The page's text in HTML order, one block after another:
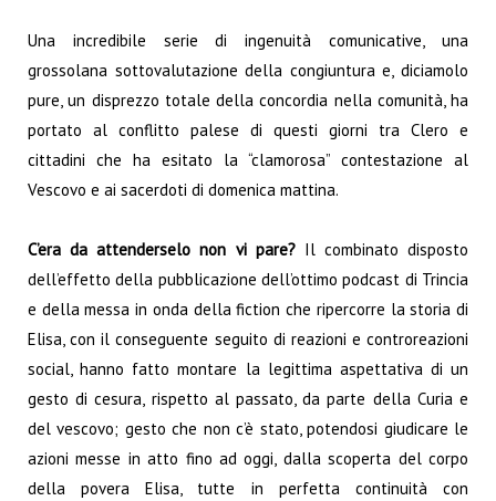
Una incredibile serie di ingenuità comunicative, una
grossolana sottovalutazione della congiuntura e, diciamolo
pure, un disprezzo totale della concordia nella comunità, ha
portato al conflitto palese di questi giorni tra Clero e
cittadini che ha esitato la “clamorosa” contestazione al
Vescovo e ai sacerdoti di domenica mattina.
C’era da attenderselo non vi pare?Il combinato disposto
dell’effetto della pubblicazione dell’ottimo podcast di Trincia
e della messa in onda della fiction che ripercorre la storia di
Elisa, con il conseguente seguito di reazioni e controreazioni
social, hanno fatto montare la legittima aspettativa di un
gesto di cesura, rispetto al passato, da parte della Curia e
del vescovo; gesto che non c’è stato, potendosi giudicare le
azioni messe in atto fino ad oggi, dalla scoperta del corpo
della povera Elisa, tutte in perfetta continuità con